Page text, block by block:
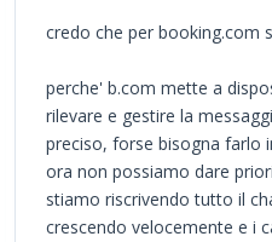
credo che per booking.com
perche' b.com mette a
rilevare e gestire la
preciso, forse bisogna farlo
ora non possiamo dare
stiamo riscrivendo tutto il
crescendo velocemente e i